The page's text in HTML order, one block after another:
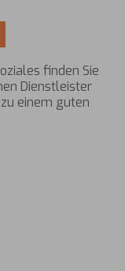
finden Sie
Dienstleister
einem guten